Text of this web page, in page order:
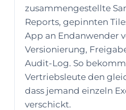
zusammengestellte
Reports, gepinnten
App an Endanwender
Versionierung,
Audit-Log. So
Vertriebsleute den
dass jemand einzeln
verschickt.